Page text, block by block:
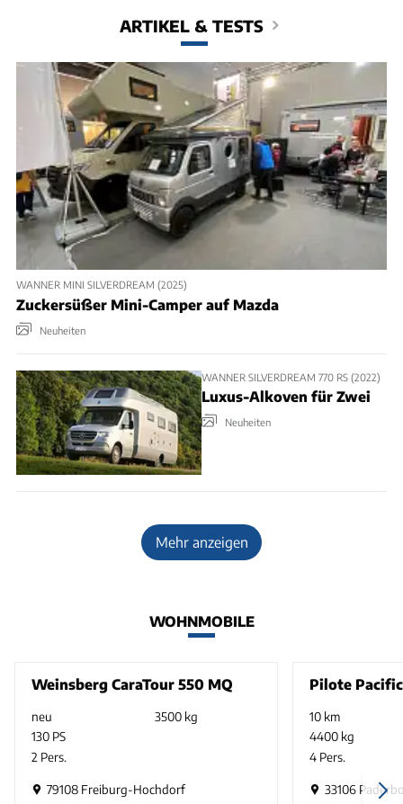
ARTIKEL & TESTS
WANNER MINI SILVERDREAM (2025)
Zuckersüßer Mini-Camper auf Mazda
Neuheiten
WANNER SILVERDREAM 770 RS (2022)
Luxus-Alkoven für Zwei
Neuheiten
Mehr anzeigen
WOHNMOBILE
Weinsberg CaraTour 550 MQ
neu
3500 kg
130 PS
2 Pers.
79108 Freiburg-Hochdorf
Pilote Pacific
10 km
4400 kg
4 Pers.
33106